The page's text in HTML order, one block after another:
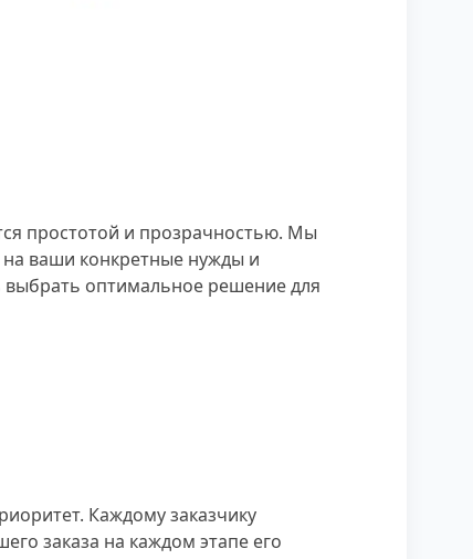
простотой и прозрачностью. Мы
ваши конкретные нужды и
выбрать оптимальное решение для
Каждому заказчику
заказа на каждом этапе его